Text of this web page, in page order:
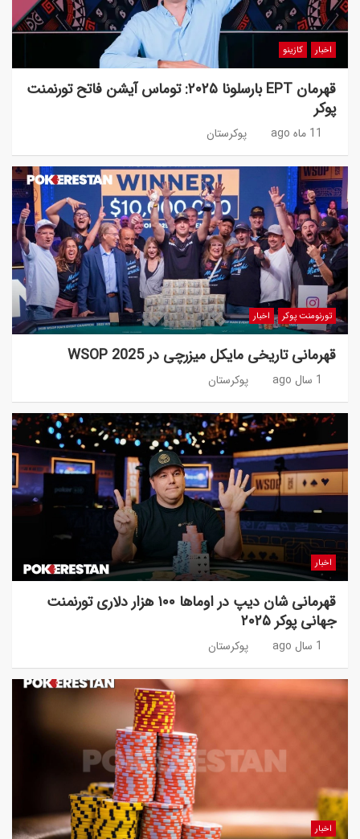
اخبار کازینو
قهرمان EPT بارسلونا ۲۰۲۵: توماس آیشن فاتح تورنمنت
پوکر
11 ماه ago پوکرستان
تورنومنت پوکر اخبار
قهرمانی تاریخی مایکل میزرچی در WSOP 2025
1 سال ago پوکرستان
اخبار
قهرمانی شان دیپ در اوماها ۱۰۰ هزار دلاری تورنمنت
جهانی پوکر ۲۰۲۵
1 سال ago پوکرستان
اخبار